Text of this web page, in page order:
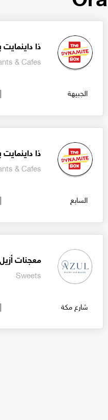
ذا
& Cafes
الجبيهة
ذا
& Cafes
السابع
معجنات أزيل
Sweets
شارع مكة